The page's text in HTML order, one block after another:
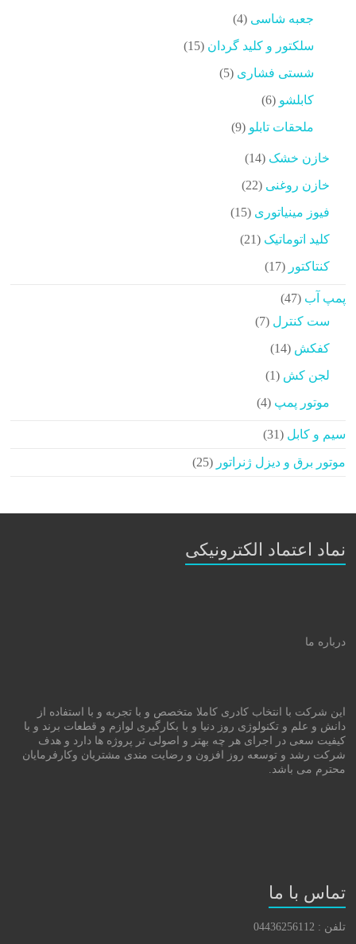
جعبه شاسی 4
4
محصولات
سلکتور و کلید گردان 15
15
شستی فشاری 5
5
کابلشو 6
6
محصولات
ملحقات تابلو 9
9
خازن خشک
14
14
خازن روغنی 22
22
فیوز مینیاتوری 15
15
کلید اتوماتیک 21
21
کنتاکتور 17
17
پمپ آب
47
47
محصولاتست کنترل 7
7
کفکش 14
14
لجن کش 1
1
موتور پمپ 4
4
سیم و کابل
31
31
موتور برق و دیزل ژنراتور 25
25
نماد اعتماد الکترونیکی
درباره ما
این شرکت با انتخاب کادری کاملا متخصص و با تجربه و با استفاده از
دانش و علم و تکنولوژی روز دنیا و با بکارگیری لوازم و قطعات برند و با
کیفیت سعی در اجرای هر چه بهتر و اصولی تر پروژه ها دارد و هدف
شرکت رشد و توسعه روز افزون و رضایت مندی مشتریان وکارفرمایان
محترم می باشد.
تماس با ما
تلفن : 04436256112